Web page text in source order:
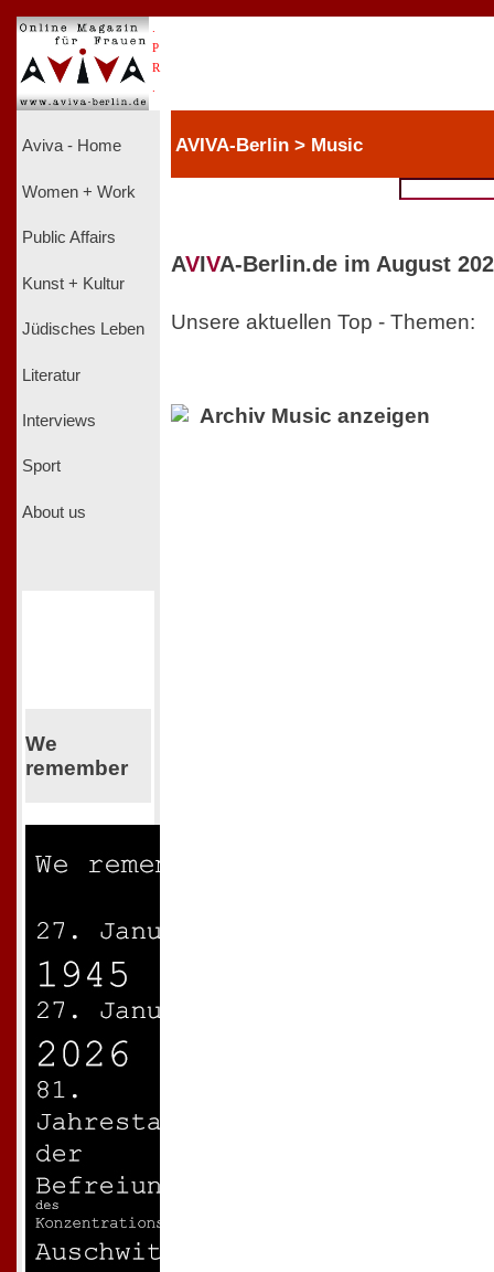
P
R
Aviva - Home
Women + Work
Public Affairs
Kunst + Kultur
Jüdisches Leben
Literatur
Interviews
Sport
About us
We
remember
AVIVA-Berlin > Music
AVIVA-Berlin.de im August
Unsere aktuellen Top - Themen:
Archiv Music anzeigen